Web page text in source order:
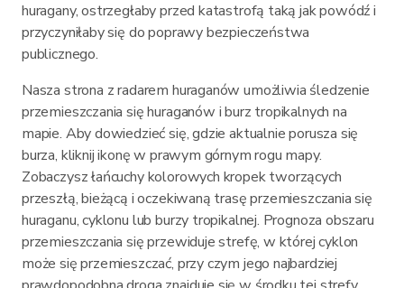
huragany, ostrzegłaby przed katastrofą taką jak powódź i
przyczyniłaby się do poprawy bezpieczeństwa
publicznego.
Nasza strona z radarem huraganów umożliwia śledzenie
przemieszczania się huraganów i burz tropikalnych na
mapie. Aby dowiedzieć się, gdzie aktualnie porusza się
burza, kliknij ikonę w prawym górnym rogu mapy.
Zobaczysz łańcuchy kolorowych kropek tworzących
przeszłą, bieżącą i oczekiwaną trasę przemieszczania się
huraganu, cyklonu lub burzy tropikalnej. Prognoza obszaru
przemieszczania się przewiduje strefę, w której cyklon
może się przemieszczać, przy czym jego najbardziej